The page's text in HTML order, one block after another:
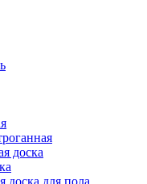
доска
доска для пола